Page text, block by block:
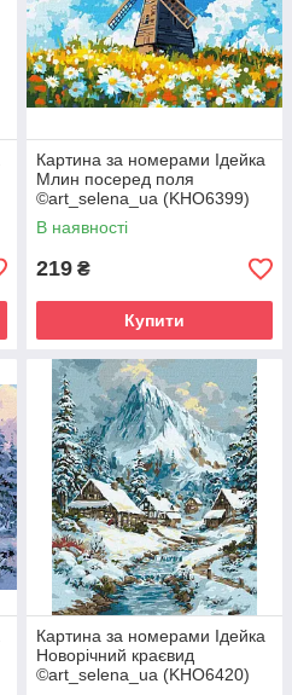
Картина за номерами Ідейка
Млин посеред поля
©art_selena_ua (KHO6399)
30 х 40 см
В наявності
219 ₴
Купити
Картина за номерами Ідейка
Новорічний краєвид
©art_selena_ua (KHO6420)